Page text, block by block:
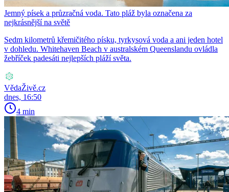
Jemný písek a průzračná voda. Tato pláž byla označena za
nejkrásnější na světě
Sedm kilometrů křemičitého písku, tyrkysová voda a ani jeden hotel
v dohledu. Whitehaven Beach v australském Queenslandu ovládla
žebříček padesáti nejlepších pláží světa.
VědaŽivě.cz
dnes, 16:50
4 min